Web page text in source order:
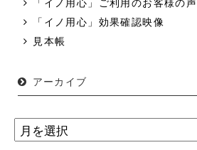
「イノ用心」ご利用のお客様の声
「イノ用心」効果確認映像
見本帳
アーカイブ